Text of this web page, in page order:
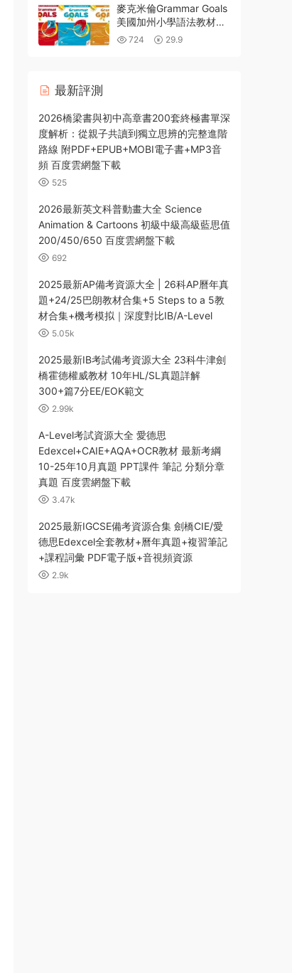
麥克米倫Grammar Goals
美國加州小學語法教材
PDF學生用書+MP3音頻
724 29.9
最新評測
2026橋梁書與初中高章書200套終極書單深
度解析：從親子共讀到獨立思辨的完整進階
路線 附PDF+EPUB+MOBI電子書+MP3音
頻 百度雲網盤下載
525
2026最新英文科普動畫大全 Science
Animation & Cartoons 初級中級高級藍思值
200/450/650 百度雲網盤下載
692
2025最新AP備考資源大全 | 26科AP曆年真
題+24/25巴朗教材合集+5 Steps to a 5教
材合集+機考模拟｜深度對比IB/A-Level
5.05k
2025最新IB考試備考資源大全 23科牛津劍
橋霍德權威教材 10年HL/SL真題詳解
300+篇7分EE/EOK範文
2.99k
A-Level考試資源大全 愛德思
Edexcel+CAIE+AQA+OCR教材 最新考綱
10-25年10月真題 PPT課件 筆記 分類分章
真題 百度雲網盤下載
3.47k
2025最新IGCSE備考資源合集 劍橋CIE/愛
德思Edexcel全套教材+曆年真題+複習筆記
+課程詞彙 PDF電子版+音視頻資源
2.9k